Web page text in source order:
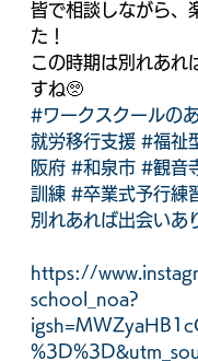
皆で相談しながら、
た！
この時期は別れあれ
すね🥺
#ワークスクールの
就労移行支援 #福祉
阪府 #和泉市 #観音
訓練 #卒業式予行練
別れあれば出会いあ
https://
school_noa?